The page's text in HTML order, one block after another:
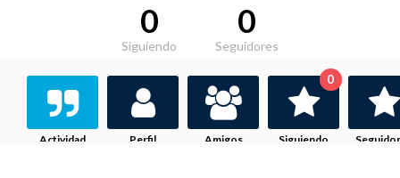
0
Siguiendo
0
Seguidores
Actividad Perfil Amigos Siguiendo
0